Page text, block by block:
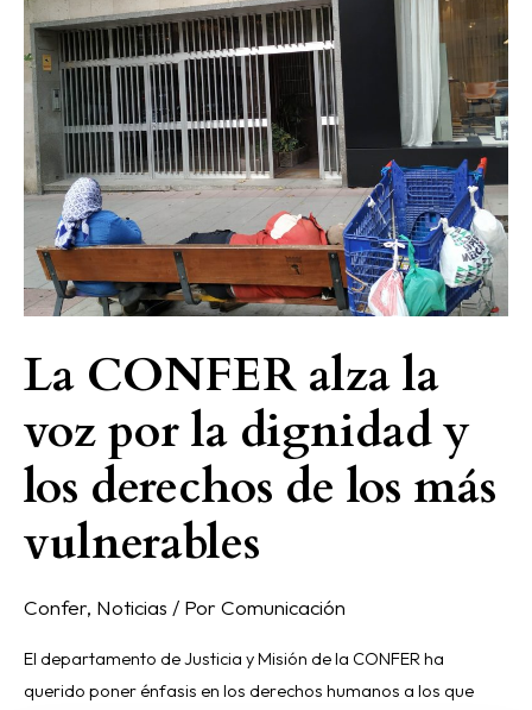
La CONFER alza la
voz por la dignidad y
los derechos de los más
vulnerables
Confer, Noticias / Por Comunicación
El departamento de Justicia y Misión de la CONFER ha
querido poner énfasis en los derechos humanos a los que
La
CONFER
alza
voz
por
la
dignidad
los
de
los
más
vulnerables